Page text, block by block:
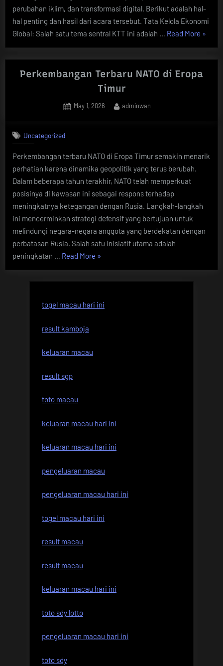
perubahan iklim, dan transformasi digital. Berikut adalah hal-
hal penting dan hasil dari acara tersebut. Tata Kelola Ekonomi
Global: Salah satu tema sentral KTT ini adalah … Read More “KTT
2023:
»
Perkembangan Terbaru NATO di Eropa
Timur
Posted
May 1, 2026 By
adminwan
Uncategorized
Perkembangan terbaru NATO di Eropa Timur semakin menarik
perhatian karena dinamika geopolitik yang terus berubah.
Dalam beberapa tahun terakhir, NATO telah memperkuat
posisinya di kawasan ini sebagai respons terhadap
meningkatnya ketegangan dengan Rusia. Langkah-langkah
ini mencerminkan strategi defensif yang bertujuan untuk
melindungi negara-negara anggota yang berdekatan dengan
perbatasan Rusia. Salah satu inisiatif utama adalah
peningkatan … Read More “Perkembangan
NATO
Eropa
»
togel macau hari ini
result kamboja
keluaran macau
result sgp
toto macau
keluaran macau hari ini
keluaran macau hari ini
pengeluaran macau
pengeluaran macau hari ini
togel macau hari ini
result macau
result macau
keluaran macau hari ini
toto sdy lotto
pengeluaran macau hari ini
toto sdy